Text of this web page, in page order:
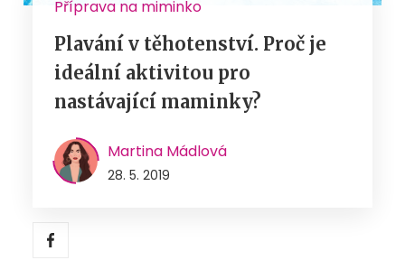
Příprava na miminko
Plavání v těhotenství. Proč je
ideální aktivitou pro
nastávající maminky?
Martina Mádlová
28. 5. 2019